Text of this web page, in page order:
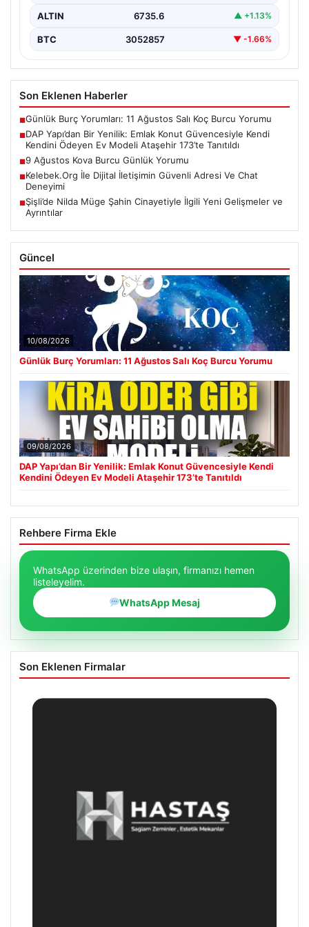
ALTIN 6735.6 ▲ +1.13%
BTC 3052857 ▼ -1.66%
Son Eklenen Haberler
■Günlük Burç Yorumları: 11 Ağustos Salı Koç Burcu Yorumu
■DAP Yapı’dan Bir Yenilik: Emlak Konut Güvencesiyle Kendi
Kendini Ödeyen Ev Modeli Ataşehir 173’te Tanıtıldı
■9 Ağustos Kova Burcu Günlük Yorumu
■Kelebek.Org İle Dijital İletişimin Güvenli Adresi Ve Chat
Deneyimi
■Şişli’de Nilda Müge Şahin Cinayetiyle İlgili Yeni Gelişmeler ve
Ayrıntılar
Güncel
10/08/2026
Günlük Burç Yorumları: 11 Ağustos Salı Koç Burcu Yorumu
09/08/2026
DAP Yapı’dan Bir Yenilik: Emlak Konut Güvencesiyle Kendi
Kendini Ödeyen Ev Modeli Ataşehir 173’te Tanıtıldı
Rehbere Firma Ekle
WhatsApp üzerinden bize ulaşın, firmanızı hemen
listeleyelim.
WhatsApp Mesaj
Son Eklenen Firmalar